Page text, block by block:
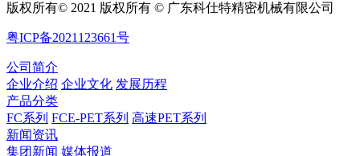
版权所有© 2021 版权所有 © 广东科仕特精密机械有限公司
粤ICP备2021123661号
公司简介
企业介绍 企业文化 发展历程
产品分类
FC系列 FCE-PET系列 高速PET系列
新闻资讯
集团新闻 媒体报道